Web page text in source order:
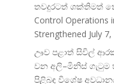
තවදුරටත් ශක්තිමත්
Control Operations
Strengthened July
ඌව පළාත් සිවිල්
වන අලි–මිනිස් ගැටුම
පිළිබඳ විශේෂ